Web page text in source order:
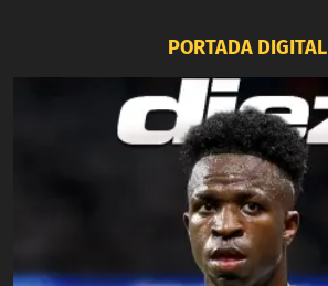
PORTADA DIGITAL